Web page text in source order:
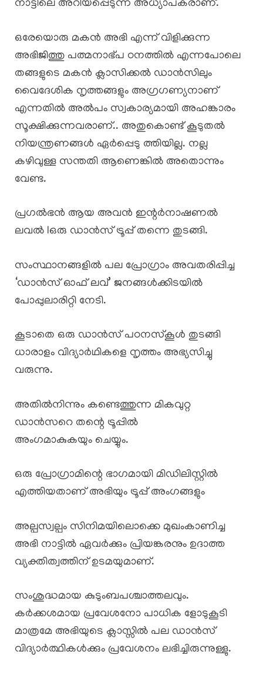
നാട്ടിലെ അറിയപ്പെടുന്ന അധ്യാപകരാണ്.
ഒരേയൊരു മകൻ അഭി എന്ന് വിളിക്കുന്ന
അഭിജിത്തു പത്മനാഭ്പ ഠനത്തിൽ എന്നപോലെ
തങ്ങളുടെ മകൻ ക്ലാസിക്കൽ ഡാൻസിലും
വൈദേശിക നൃത്തങ്ങളും അഗ്രഗണ്യനാണ്
എന്നതിൽ അൽപം സ്വകാര്യമായി അഹങ്കാരം
സൂക്ഷിക്കുന്നവരാണ്.. അതുകൊണ്ട് കൂടുതൽ
നിയന്ത്രണങ്ങൾ ഏർപ്പെടു ത്തിയില്ല. നല്ല
കഴിവുള്ള സന്തതി ആണെങ്കിൽ അതൊന്നും
വേണ്ട.
പ്രഗൽഭൻ ആയ അവൻ ഇന്റർനാഷണൽ
ലവൽ lഒരു ഡാൻസ് ട്രൂപ്പ് തന്നെ തുടങ്ങി.
സംസ്ഥാനങ്ങളിൽ പല പ്രോഗ്രാം അവതരിപ്പിച്ച
‘ഡാൻസ് ഓഫ് ലവ്’ ജനങ്ങൾക്കിടയിൽ
പോപ്പുലാരിറ്റി നേടി.
കൂടാതെ ഒരു ഡാൻസ് പഠനസ്കൂൾ തുടങ്ങി
ധാരാളം വിദ്യാർഥികളെ നൃത്തം അഭ്യസിച്ചു
വരുന്നു.
അതിൽനിന്നും കണ്ടെത്തുന്ന മികവുറ്റ
ഡാൻസറെ തന്റെ ട്രൂപ്പിൽ
അംഗമാകുകയും ചെയ്യും.
ഒരു പ്രോഗ്രാമിന്റെ ഭാഗമായി മിഡിലിസ്റ്റിൽ
എത്തിയതാണ് അഭിയും ട്രൂപ്പ് അംഗങ്ങളും
അല്പസ്വല്പം സിനിമയിലൊക്കെ മുഖംകാണിച്ച
അഭി നാട്ടിൽ ഏവർക്കും പ്രിയങ്കരനും ഉദാത്ത
വ്യക്തിത്വത്തിന് ഉടമയുമാണ്.
സംശുദ്ധമായ കുടുംബപശ്ചാത്തലവും.
കർക്കശമായ പ്രവേശനോ പാധിക ളോടുകൂടി
മാത്രമേ അഭിയുടെ ക്ലാസ്സിൽ പല ഡാൻസ്
വിദ്യാർത്ഥികൾക്കും പ്രവേശനം ലഭിച്ചിരുന്നുള്ളു.